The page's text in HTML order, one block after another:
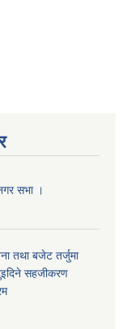
सभा ।
तथा बजेट तर्जुमा
सहजीकरण